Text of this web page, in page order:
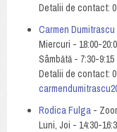
Detalii de contact:
Carmen Dumitrascu
Miercuri - 18:00-
Sâmbătă - 7:30-9:15
Detalii de contact:
Rodica Fulga -
Luni, Joi - 14:30-